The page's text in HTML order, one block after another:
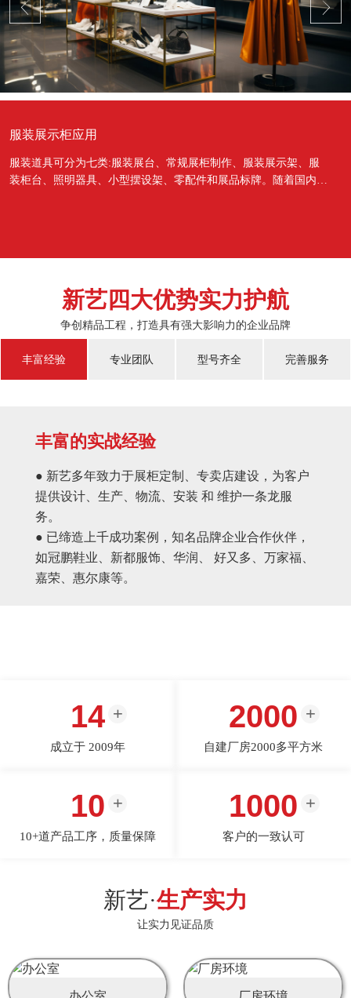
服装展示柜应用
服装道具可分为七类:服装展台、常规展柜制作、服装展示架、服
装柜台、照明器具、小型摆设架、零配件和展品标牌。随着国内经
新艺四大优势实力护航
争创精品工程，打造具有强大影响力的企业品牌
丰富经验 专业团队 型号齐全 完善服务
丰富的实战经验
● 新艺多年致力于展柜定制、专卖店建设，为客户
提供设计、生产、物流、安装 和 维护一条龙服
务。
● 已缔造上千成功案例，知名品牌企业合作伙伴，
如冠鹏鞋业、新都服饰、华润、 好又多、万家福、
嘉荣、惠尔康等。
14
成立于 2009年
2000
自建厂房2000多平方米
10
10+道产品工序，质量保障
1000
客户的一致认可
新艺·生产实力
让实力见证品质